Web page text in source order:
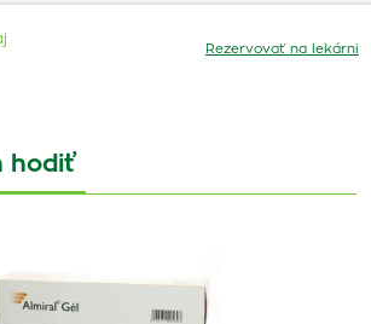
Rezervovať na lekárni
hodiť